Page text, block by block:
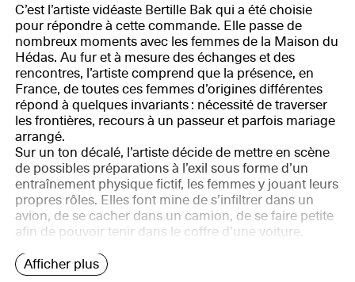
C’est l’artiste vidéaste Bertille Bak qui a été choisie
pour répondre à cette commande. Elle passe de
nombreux moments avec les femmes de la Maison du
Hédas. Au fur et à mesure des échanges et des
rencontres, l’artiste comprend que la présence, en
France, de toutes ces femmes d’origines différentes
répond à quelques invariants : nécessité de traverser
les frontières, recours à un passeur et parfois mariage
arrangé.
Sur un ton décalé, l’artiste décide de mettre en scène
de possibles préparations à l’exil sous forme d’un
entraînement physique fictif, les femmes y jouant leurs
propres rôles. Elles font mine de s’infiltrer dans un
avion, de se cacher dans un camion, de se faire petite
afin de pouvoir tenir dans le coffre d’une voiture.
Afficher plus